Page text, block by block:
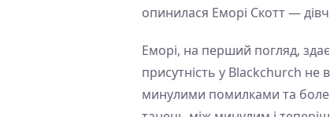
опинилася Еморі Скотт —
Еморі, на перший погляд,
присутність у Blackchurch
минулими помилками та